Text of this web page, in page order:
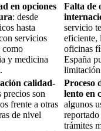
en opciones
: desde
hasta
servicios
como
y medicina
Falta de
servicio
eficiente,
oficinas
España
calidad-
precios son
frente a otras
de nivel
Proceso
lento en
algunos
reportado
trámites